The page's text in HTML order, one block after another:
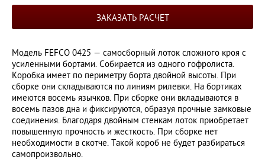
ЗАКАЗАТЬ РАСЧЕТ
Модель FEFCO 0425 — самосборный лоток сложного кроя с
усиленными бортами. Собирается из одного гофролиста.
Коробка имеет по периметру борта двойной высоты. При
сборке они складываются по линиям рилевки. На бортиках
имеются восемь язычков. При сборке они вкладываются в
восемь пазов дна и фиксируются, образуя прочные замковые
соединения. Благодаря двойным стенкам лоток приобретает
повышенную прочность и жесткость. При сборке нет
необходимости в скотче. Такой короб не будет разбираться
самопроизвольно.